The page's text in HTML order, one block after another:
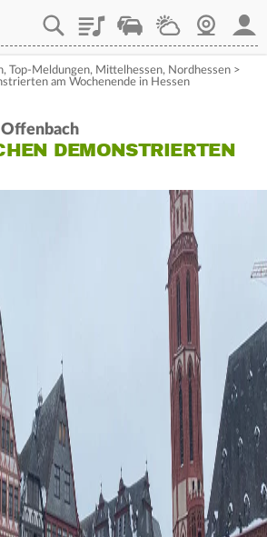
PlaylistStaupilotWetterWebcam
, Top-Meldungen, Mittelhessen, Nordhessen >
am Wochenende in Hessen
Offenbach
DEMONSTRIERTEN